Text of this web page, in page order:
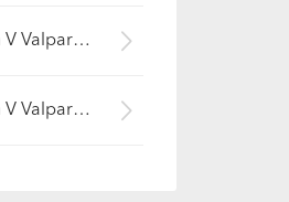
Decorar casa (Región V Valparaíso - San Felipe de Aconcagua)
Decorar casa (Región V Valparaíso - Marga Marga)